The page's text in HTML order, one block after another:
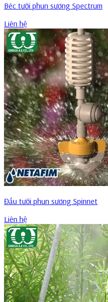
Béc tưới phun sương Spectrum
Liên hệ
Đầu tưới phun sương Spinnet
Liên hệ